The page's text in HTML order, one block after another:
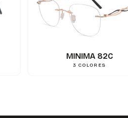
MINIMA 82C
3 COLORES